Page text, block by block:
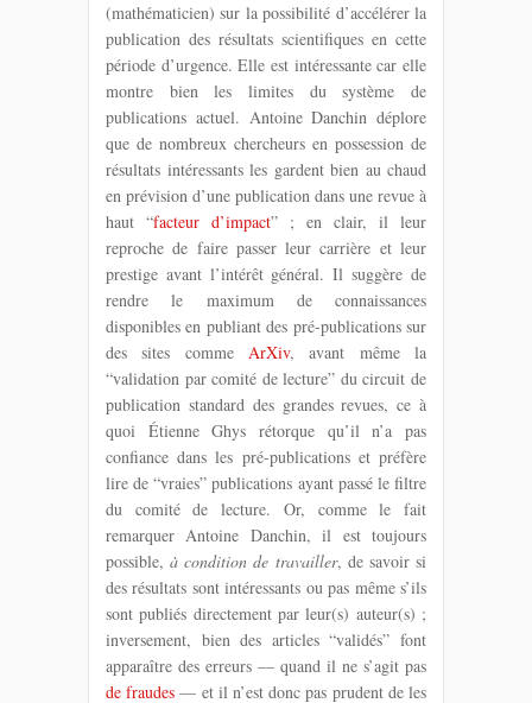
(mathématicien) sur la possibilité d’accélérer la
publication des résultats scientifiques en cette
période d’urgence. Elle est intéressante car elle
montre bien les limites du système de
publications actuel. Antoine Danchin déplore
que de nombreux chercheurs en possession de
résultats intéressants les gardent bien au chaud
en prévision d’une publication dans une revue à
haut “facteur d’impact” ; en clair, il leur
reproche de faire passer leur carrière et leur
prestige avant l’intérêt général. Il suggère de
rendre le maximum de connaissances
disponibles en publiant des pré-publications sur
des sites comme ArXiv, avant même la
“validation par comité de lecture” du circuit de
publication standard des grandes revues, ce à
quoi Étienne Ghys rétorque qu’il n’a pas
confiance dans les pré-publications et préfère
lire de “vraies” publications ayant passé le filtre
du comité de lecture. Or, comme le fait
remarquer Antoine Danchin, il est toujours
possible,à condition de travailler, de savoir si
des résultats sont intéressants ou pas même s’ils
sont publiés directement par leur(s) auteur(s) ;
inversement, bien des articles “validés” font
apparaître des erreurs — quand il ne s’agit pas
de fraudes — et il n’est donc pas prudent de les